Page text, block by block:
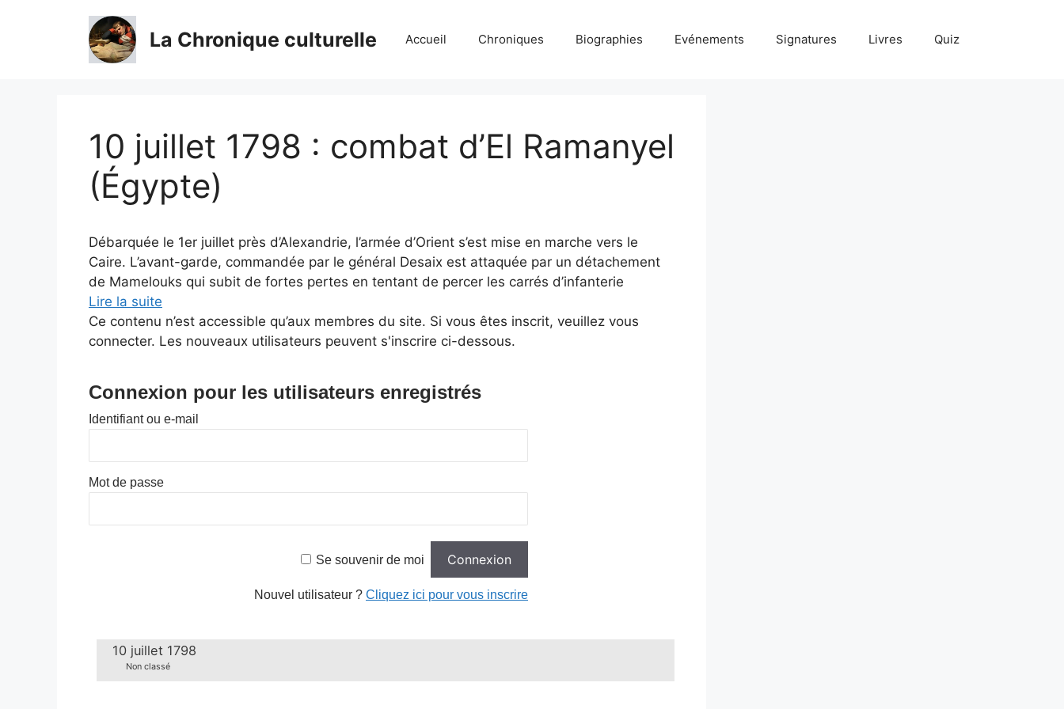
La Chronique culturelle Accueil Chroniques Biographies Evénements Signatures Livres Quiz
10 juillet 1798 : combat d’El Ramanyel
(Égypte)
Débarquée le 1er juillet près d’Alexandrie, l’armée d’Orient s’est mise en marche vers le
Caire. L’avant-garde, commandée par le général Desaix est attaquée par un détachement
de Mamelouks qui subit de fortes pertes en tentant de percer les carrés d’infanterie
Lire la suite
Ce contenu n’est accessible qu’aux membres du site. Si vous êtes inscrit, veuillez vous
connecter. Les nouveaux utilisateurs peuvent s'inscrire ci-dessous.
Connexion pour les utilisateurs enregistrés
Identifiant ou e-mail
Mot de passe
Se souvenir de moi
Nouvel utilisateur ? Cliquez ici pour vous inscrire
10 juillet 1798
Non classé